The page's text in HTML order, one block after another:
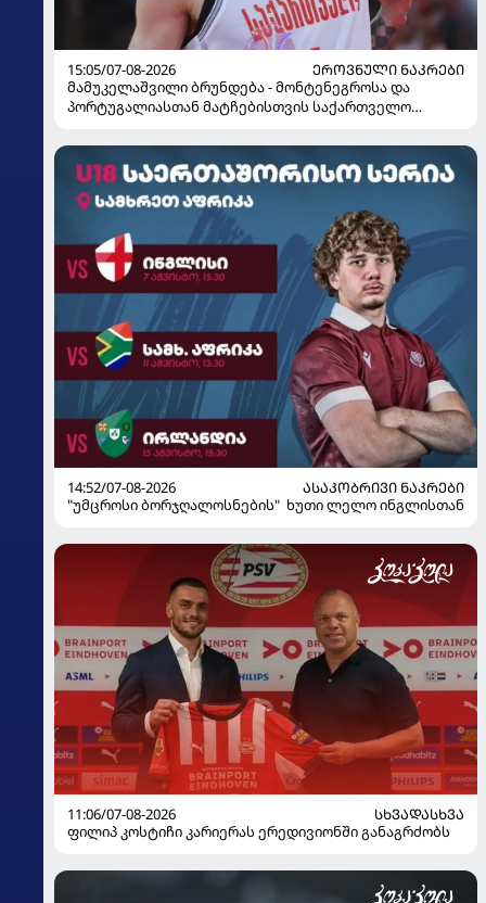
15:05/07-08-2026
ᲔᲠᲝᲕᲜᲣᲚᲘ ᲜᲐᲙᲠᲔᲑᲘ
მამუკელაშვილი ბრუნდება - მონტენეგროსა და
პორტუგალიასთან მატჩებისთვის საქართველო
14:52/07-08-2026
ᲐᲡᲐᲙᲝᲑᲠᲘᲕᲘ ᲜᲐᲙᲠᲔᲑᲘ
"უმცროსი ბორჯღალოსნების" ხუთი ლელო ინგლისთან
11:06/07-08-2026
ᲡᲮᲕᲐᲓᲐᲡᲮᲕᲐ
ფილიპ კოსტიჩი კარიერას ერედივიონში განაგრძობს